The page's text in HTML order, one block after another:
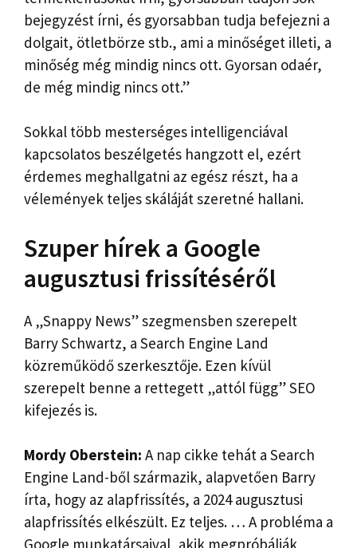
bejegyzést írni, és gyorsabban tudja befejezni a
dolgait, ötletbörze stb., ami a minőséget illeti, a
minőség még mindig nincs ott. Gyorsan odaér, ​​
de még mindig nincs ott.”
Sokkal több mesterséges intelligenciával
kapcsolatos beszélgetés hangzott el, ezért
érdemes meghallgatni az egész részt, ha a
vélemények teljes skáláját szeretné hallani.
Szuper hírek a Google
augusztusi frissítéséről
A „Snappy News” szegmensben szerepelt
Barry Schwartz, a Search Engine Land
közreműködő szerkesztője. Ezen kívül
szerepelt benne a rettegett „attól függ” SEO
kifejezés is.
Mordy Oberstein: A nap cikke tehát a Search
Engine Land-ből származik, alapvetően Barry
írta, hogy az alapfrissítés, a 2024 augusztusi
alapfrissítés elkészült. Ez teljes. … A probléma a